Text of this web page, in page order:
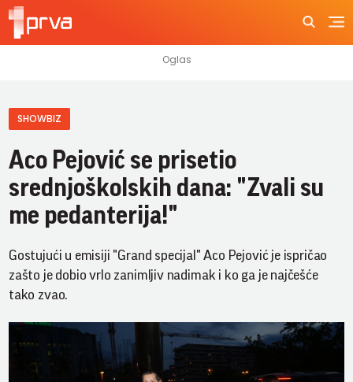
SHOWBIZ
Aco Pejović se prisetio
srednjoškolskih dana: "Zvali su
me pedanterija!"
Gostujući u emisiji "Grand specijal" Aco Pejović je ispričao
zašto je dobio vrlo zanimljiv nadimak i ko ga je najčešće
tako zvao.